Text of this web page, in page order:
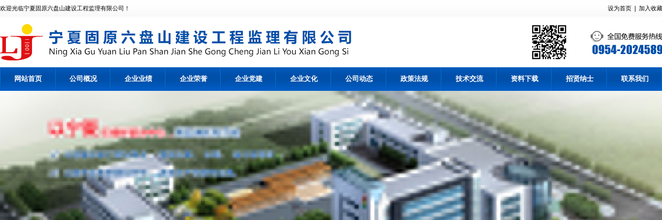
欢迎光临宁夏固原六盘山建设工程监理有限公司！ 设为首页 加入收藏
网站首页 公司概况 企业业绩 企业荣誉 企业党建 企业文化 公司动态 政策法规 技术交流 资料下载 招贤纳士 联系我们